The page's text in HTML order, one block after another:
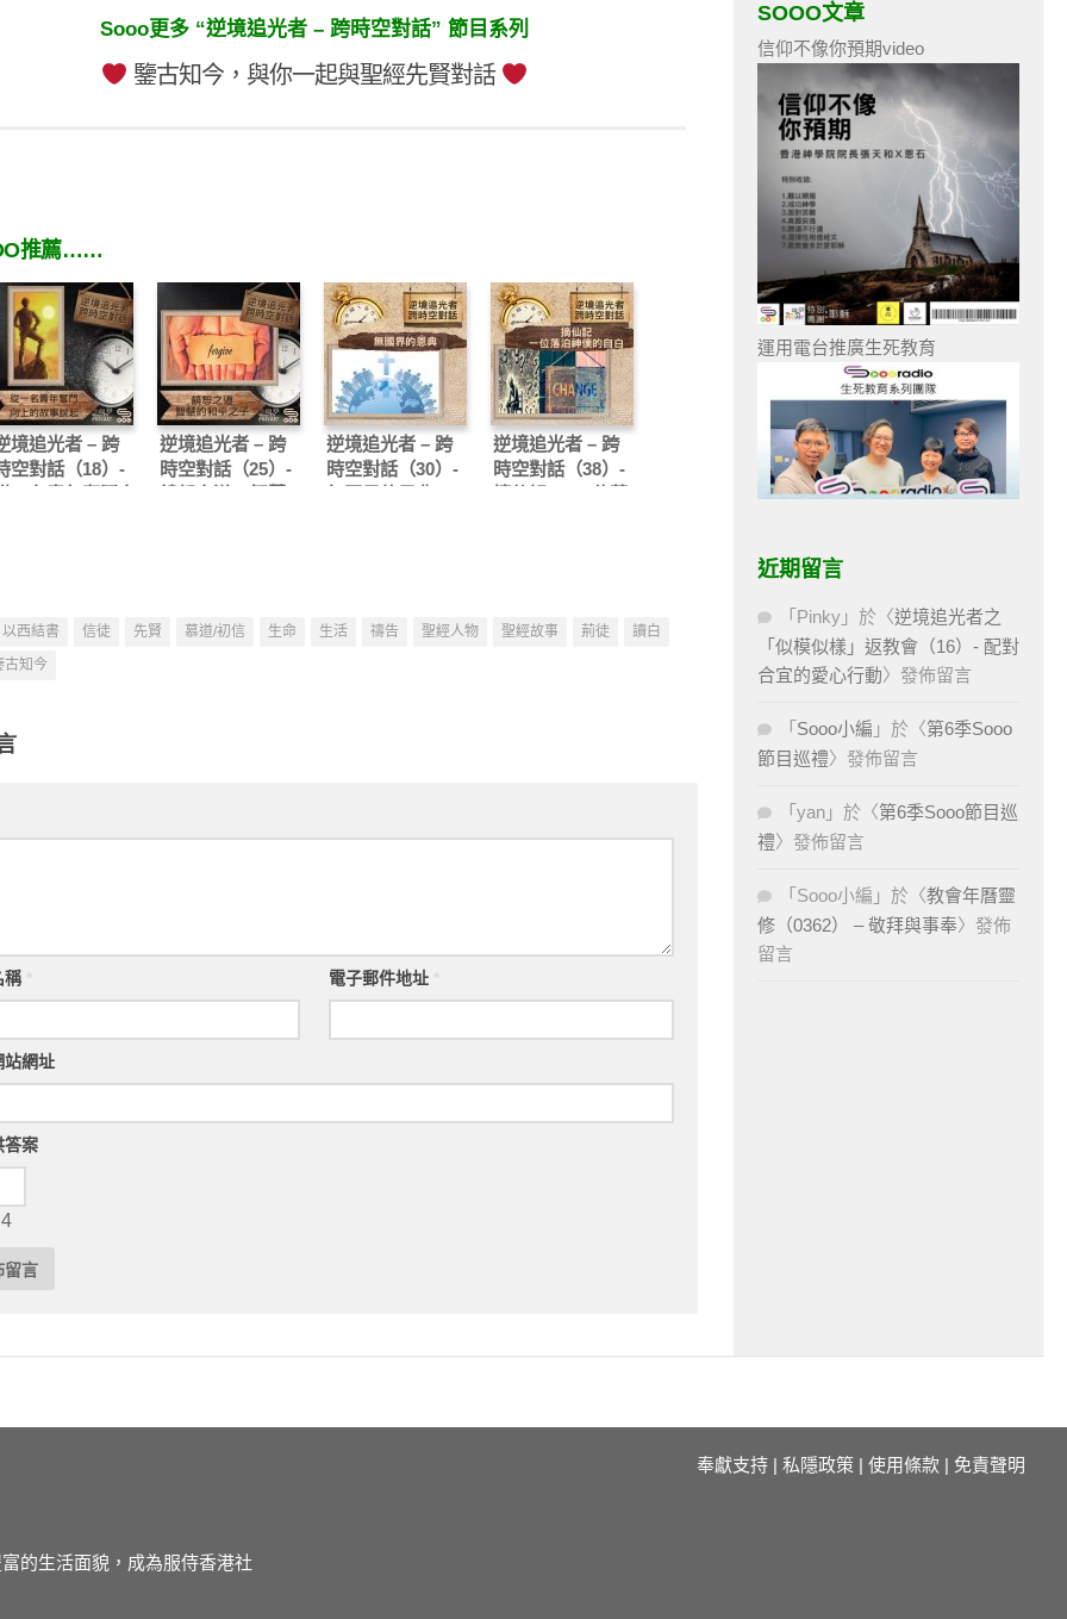
Sooo更多 “逆境追光者 – 跨時空對話” 節目系列
鑒古知今，與你一起與聖經先賢對話
推薦……
境追光者 – 跨
空對話（18）-
逆境追光者 – 跨
時空對話（25）-
逆境追光者 – 跨
時空對話（30）-
逆境追光者 – 跨
時空對話（38）-
以西結書 信徒 先賢 慕道/初信 生命 生活 禱告 聖經人物 聖經故事 荊徒
讀白
古知今
稱 電子郵件地址
站網址
答案
SOOO文章
信仰不像你預期video
運用電台推廣生死教育
近期留言
「 Pinky 」於〈逆境追光者之
「似模似樣」返教會（16）- 配對
合宜的愛心行動〉發佈留言
「 Sooo小編 」於〈第6季Sooo
節目巡禮〉發佈留言
「 yan 」於〈第6季Sooo節目巡
禮〉發佈留言
「 Sooo小編 」於〈教會年曆靈
修（0362） – 敬拜與事奉〉發佈
留言
的生活面貌，成為服侍香港社
奉獻支持 | 私隱政策 | 使用條款 | 免責聲明